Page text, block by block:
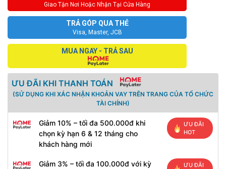
Giao Tận Nơi Hoặc Nhận Tại Cửa Hàng
TRẢ GÓP QUA THẺ
Visa, Master, JCB
MUA NGAY - TRẢ SAU
ƯU ĐÃI KHI THANH TOÁN
(SỬ DỤNG KHI XÁC NHẬN KHOẢN VAY TRÊN TRANG CỦA TỔ CHỨC
TÀI CHÍNH)
Giảm 10% – tối đa 500.000đ khi
chọn kỳ hạn 6 & 12 tháng cho
khách hàng mới
ƯU ĐÃI
HOT
Giảm 3% – tối đa 100.000đ với kỳ
ƯU ĐÃI